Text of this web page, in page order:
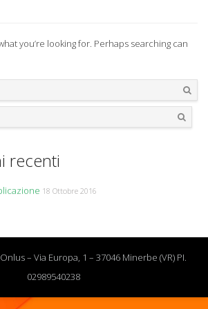
you’re looking for. Perhaps searching can
recenti
18 Ottobre 2016
– Via Europa, 1 – 37046 Minerbe (VR) PI.
02989540238